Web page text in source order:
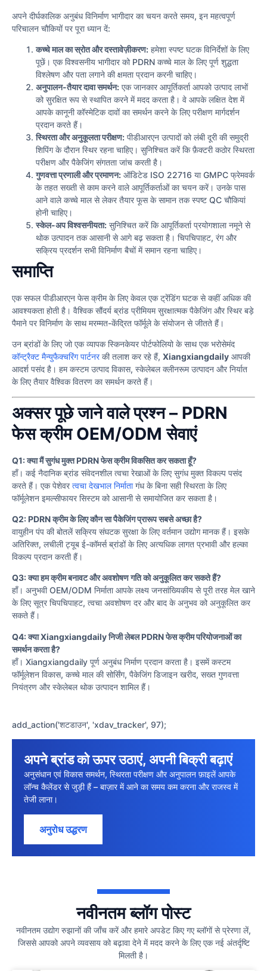
अपने दीर्घकालिक अनुबंध विनिर्माण भागीदार का चयन करते समय, इन महत्वपूर्ण
परिचालन चौकियों पर पूरा ध्यान दें:
कच्चे माल का स्रोत और दस्तावेज़ीकरण: हमेशा स्पष्ट घटक विनिर्देशों के लिए
पूछें। एक विश्वसनीय भागीदार को PDRN कच्चे माल के लिए पूर्ण शुद्धता
विश्लेषण और पता लगाने की क्षमता प्रदान करनी चाहिए।
अनुपालन-तैयार दावा समर्थन: एक जानकार आपूर्तिकर्ता आपको उत्पाद लाभों
को सुरक्षित रूप से स्थापित करने में मदद करता है। वे आपके लक्षित देश में
आपके कानूनी कॉस्मेटिक दावों का समर्थन करने के लिए परीक्षण मार्गदर्शन
प्रदान करते हैं।
स्थिरता और अनुकूलता परीक्षण: पीडीआरएन उत्पादों को लंबी दूरी की समुद्री
शिपिंग के दौरान स्थिर रहना चाहिए। सुनिश्चित करें कि फ़ैक्टरी कठोर स्थिरता
परीक्षण और पैकेजिंग संगतता जांच करती है।
गुणवत्ता प्रणाली और प्रमाणन: ऑडिटेड ISO 22716 या GMPC फ्रेमवर्क
के तहत सख्ती से काम करने वाले आपूर्तिकर्ताओं का चयन करें। उनके पास
आने वाले कच्चे माल से लेकर तैयार फूस के सामान तक स्पष्ट QC चौकियां
होनी चाहिए।
स्केल-अप विश्वसनीयता: सुनिश्चित करें कि आपूर्तिकर्ता प्रयोगशाला नमूने से
थोक उत्पादन तक आसानी से आगे बढ़ सकता है। चिपचिपाहट, रंग और
सक्रिय प्रदर्शन सभी विनिर्माण बैचों में समान रहना चाहिए।
समाप्ति
एक सफल पीडीआरएन फेस क्रीम के लिए केवल एक ट्रेंडिंग घटक से कहीं अधिक की
आवश्यकता होती है। वैश्विक सौंदर्य ब्रांड प्रीमियम सुरक्षात्मक पैकेजिंग और स्थिर बड़े
पैमाने पर विनिर्माण के साथ मरम्मत-केंद्रित फॉर्मूले के संयोजन से जीतते हैं।
उन ब्रांडों के लिए जो एक व्यापक स्किनकेयर पोर्टफोलियो के साथ एक भरोसेमंद
कॉन्ट्रैक्ट मैन्युफैक्चरिंग पार्टनरकी तलाश कर रहे हैं, Xiangxiangdaily आपकी
आदर्श पसंद है। हम कस्टम उत्पाद विकास, स्केलेबल क्लीनरूम उत्पादन और निर्यात
के लिए तैयार वैश्विक वितरण का समर्थन करते हैं।
अक्सर पूछे जाने वाले प्रश्न – PDRN
फेस क्रीम OEM/ODM सेवाएं
Q1: क्या मैं सुगंध मुक्त PDRN फेस क्रीम विकसित कर सकता हूँ?
हाँ। कई नैदानिक ब्रांड संवेदनशील त्वचा रेखाओं के लिए सुगंध मुक्त विकल्प पसंद
करते हैं। एक पेशेवरत्वचा देखभाल निर्मातागंध के बिना सही स्थिरता के लिए
फॉर्मूलेशन इमल्सीफायर सिस्टम को आसानी से समायोजित कर सकता है।
Q2: PDRN क्रीम के लिए कौन सा पैकेजिंग प्रारूप सबसे अच्छा है?
वायुहीन पंप की बोतलें सक्रिय संघटक सुरक्षा के लिए वर्तमान उद्योग मानक हैं। इसके
अतिरिक्त, लचीली ट्यूब ई-कॉमर्स ब्रांडों के लिए अत्यधिक लागत प्रभावी और हल्का
विकल्प प्रदान करती हैं।
Q3: क्या हम क्रीम बनावट और अवशोषण गति को अनुकूलित कर सकते हैं?
हाँ। अनुभवी OEM/ODM निर्माता आपके लक्ष्य जनसांख्यिकीय से पूरी तरह मेल खाने
के लिए सूत्र चिपचिपाहट, त्वचा अवशोषण दर और बाद के अनुभव को अनुकूलित कर
सकते हैं।
Q4: क्या Xiangxiangdaily निजी लेबल PDRN फेस क्रीम परियोजनाओं का
समर्थन करता है?
हाँ। Xiangxiangdaily पूर्ण अनुबंध निर्माण प्रदान करता है। इसमें कस्टम
फॉर्मूलेशन विकास, कच्चे माल की सोर्सिंग, पैकेजिंग डिजाइन खरीद, सख्त गुणवत्ता
नियंत्रण और स्केलेबल थोक उत्पादन शामिल हैं।
add_action('शटडाउन', 'xdav_tracker', 97);
अपने ब्रांड को ऊपर उठाएं, अपनी बिक्री बढ़ाएं
अनुसंधान एवं विकास समर्थन, स्थिरता परीक्षण और अनुपालन फ़ाइलें आपके
लॉन्च कैलेंडर से जुड़ी हैं – बाज़ार में आने का समय कम करना और राजस्व में
तेजी लाना।
अनुरोध उद्धरण
नवीनतम ब्लॉग पोस्ट
नवीनतम उद्योग रुझानों की जाँच करें और हमारे अपडेट किए गए ब्लॉगों से प्रेरणा लें,
जिससे आपको अपने व्यवसाय को बढ़ावा देने में मदद करने के लिए एक नई अंतर्दृष्टि
मिलती है।